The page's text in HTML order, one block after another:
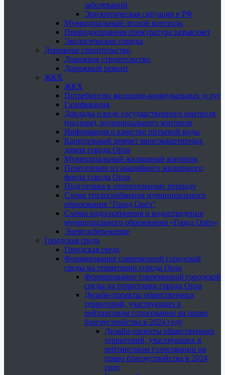
заболеваний
Эпизоотическая ситуация в РФ
Муниципальный лесной контроль
Природоохранная прокуратура разъясняет
Экологические отряды
Дорожное строительство
Дорожное строительство
Дорожный ремонт
ЖКХ
ЖКХ
Потребителю жилищно-коммунальных услуг
Газификация
Доклады о виде государственного контроля
(надзора), муниципального контроля
Информация о качестве питьевой воды
Капитальный ремонт многоквартирных
домов города Орла
Муниципальный жилищный контроль
Переселение из аварийного жилищного
фонда города Орла
Подготовка к отопительному периоду
Схема теплоснабжения муниципального
образования "Город Орёл"
Схемы водоснабжения и водоотведения
муниципального образования «Город Орёл»
Энергосбережение
Городская среда
Городская среда
Формирование современной городской
среды на территории города Орла
Формирование современной городской
среды на территории города Орла
Дизайн-проекты общественных
территорий, участвующих в
рейтинговом голосовании на право
благоустройства в 2024 году
Дизайн-проекты общественных
территорий, участвующих в
рейтинговом голосовании на
право благоустройства в 2024
году